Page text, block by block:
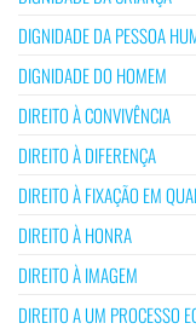
DIGNIDADE DA PESSOA
DIGNIDADE DO HOMEM
DIREITO À CONVIVÊNCIA
DIREITO À DIFERENÇA
DIREITO À FIXAÇÃO EM
DIREITO À HONRA
DIREITO À IMAGEM
DIREITO A UM PROCESSO